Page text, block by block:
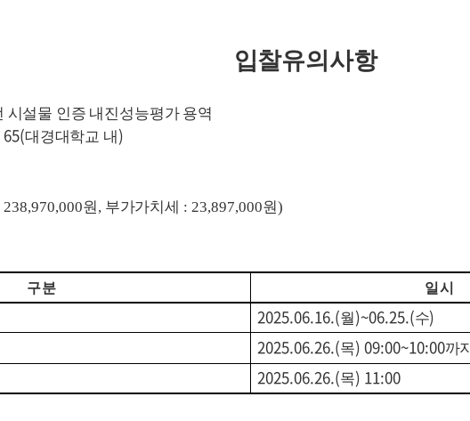
입찰유의사항
시설물 인증 내진성능평가 용역
65(대경대학교 내 )
238,970,000원 , 부가가치세 : 23,897,000원)
구 분 일 시
2025.06.16.(월)~06.25.(수)
2025.06.26.(목) 09:00~10:00까지
2025.06.26.(목) 11:00